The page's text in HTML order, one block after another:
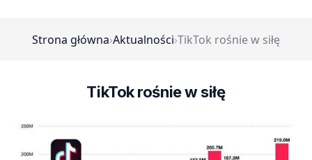
Strona główna›Aktualności›TikTok rośnie w siłę
TikTok rośnie w siłę